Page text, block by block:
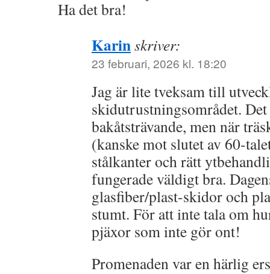
Ha det bra!
Karinskriver:
23 februari, 2026 kl. 18:20
Jag är lite tveksam till
skidutrustningsområdet.
bakåtsträvande, men när
(kanske mot slutet av 60-
stålkanter och rätt
fungerade väldigt bra.
glasfiber/plast-skidor och
stumt. För att inte tala om
pjäxor som inte gör ont!
Promenaden var en härlig